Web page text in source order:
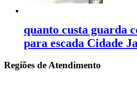
quanto custa guarda
para escada Cidade
Regiões de Atendimento